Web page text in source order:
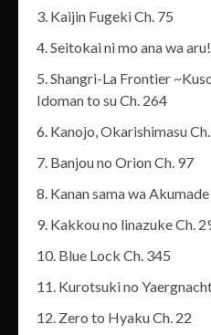
Kaijin Fugeki Ch. 75
Seitokai ni mo ana wa
Shangri-La Frontier
Idoman to su Ch. 264
Kanojo, Okarishimasu
Banjou no Orion Ch. 97
Kanan sama wa
Kakkou no linazuke Ch.
Blue Lock Ch. 345
Kurotsuki no
Zero to Hyaku Ch. 22